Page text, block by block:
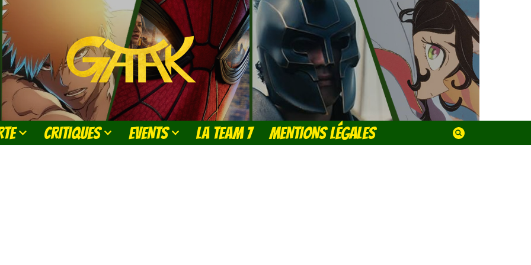
CRITIQUES EVENTS LA TEAM 7 MENTIONS LÉGALES